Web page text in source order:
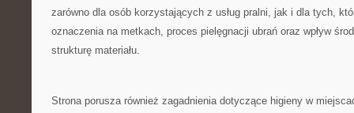
zarówno dla osób korzystających z usług pralni, jak i dla tych,
oznaczenia na metkach, proces pielęgnacji ubrań oraz wpływ
strukturę materiału.
Strona porusza również zagadnienia dotyczące higieny w